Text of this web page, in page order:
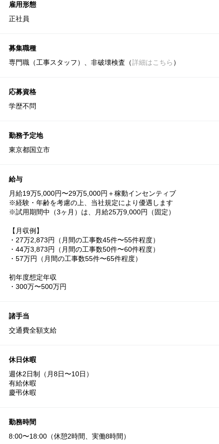
雇用形態
正社員
募集職種
専門職（工事スタッフ）、非破壊検査（詳細はこちら ）
応募資格
学歴不問
勤務予定地
東京都国立市
給与
⽉給19万5,000円〜29万5,000円＋稼動インセンティブ
※経験・年齢を考慮の上、当社規定により優遇します
※試⽤期間中（3ヶ⽉）は、⽉給25万9,000円（固定）
【⽉収例】
・27万2,873円（⽉間の⼯事数45件〜55件程度）
・44万3,873円（⽉間の⼯事数50件〜60件程度）
・57万円（⽉間の⼯事数55件〜65件程度）
初年度想定年収
・300万〜500万円
諸手当
交通費全額⽀給
休日休暇
週休2⽇制（⽉8⽇〜10⽇）
有給休暇
慶弔休暇
勤務時間
8:00〜18:00（休憩2時間、実働8時間）